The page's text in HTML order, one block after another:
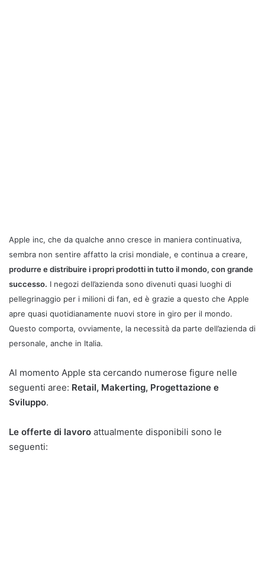
Apple inc, che da qualche anno cresce in maniera continuativa,
sembra non sentire affatto la crisi mondiale, e continua a creare,
produrre e distribuire i propri prodotti in tutto il mondo, con grande
successo. I negozi dell’azienda sono divenuti quasi luoghi di
pellegrinaggio per i milioni di fan, ed è grazie a questo che Apple
apre quasi quotidianamente nuovi store in giro per il mondo.
Questo comporta, ovviamente, la necessità da parte dell’azienda di
personale, anche in Italia.
Al momento Apple sta cercando numerose figure nelle
seguenti aree: Retail, Makerting, Progettazione e
Sviluppo.
Le offerte di lavoro attualmente disponibili sono le
seguenti: